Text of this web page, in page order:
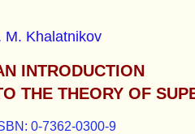
M. Khalatnikov
INTRODUCTION
THE THEORY OF
0-7362-0300-9